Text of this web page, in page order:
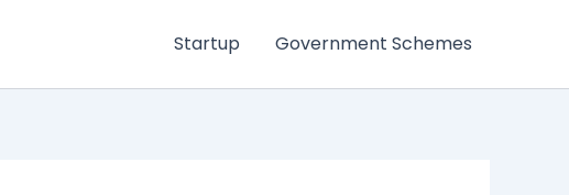
Startup Government Schemes